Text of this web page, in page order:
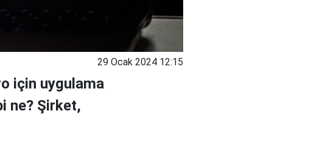
29 Ocak 2024 12:15
için uygulama
ne? Şirket,